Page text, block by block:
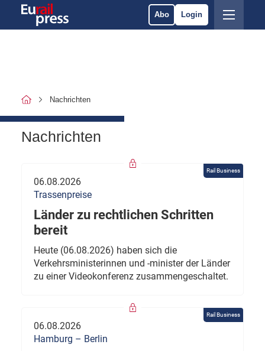
Abo Login
Nachrichten
Nachrichten
Rail Business
06.08.2026
Trassenpreise
Länder zu rechtlichen Schritten
bereit
Heute (06.08.2026) haben sich die
Verkehrsministerinnen und -minister der Länder
zu einer Videokonferenz zusammengeschaltet.
Rail Business
06.08.2026
Hamburg – Berlin